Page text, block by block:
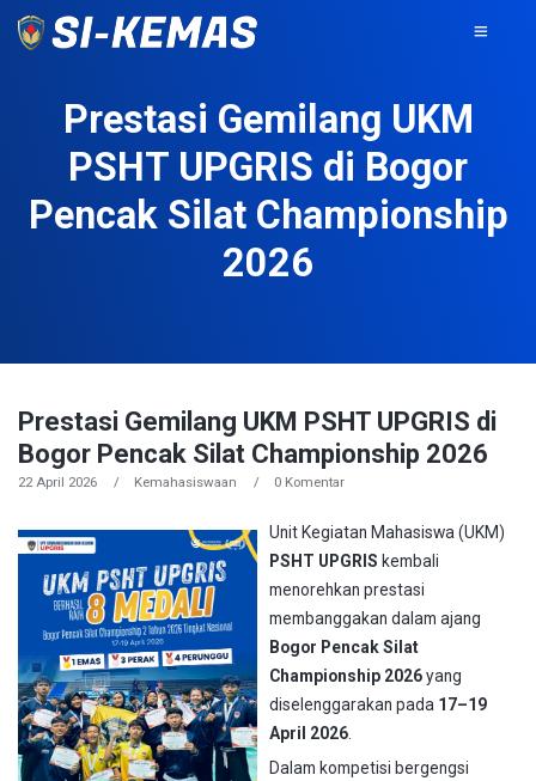
Prestasi Gemilang UKM
PSHT UPGRIS di Bogor
Pencak Silat Championship
2026
Prestasi Gemilang UKM PSHT UPGRIS di
Bogor Pencak Silat Championship 2026
22 April 2026 Kemahasiswaan 0 Komentar
Unit Kegiatan Mahasiswa (UKM)
PSHT UPGRIS kembali
menorehkan prestasi
membanggakan dalam ajang
Bogor Pencak Silat
Championship 2026yang
diselenggarakan pada 17–19
April 2026
Dalam kompetisi bergengsi